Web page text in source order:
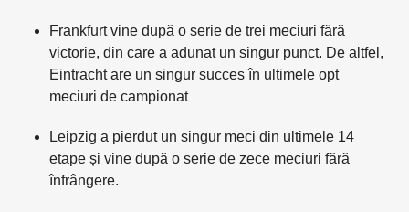
Frankfurt vine după o serie de trei meciuri fără
victorie, din care a adunat un singur punct. De altfel,
Eintracht are un singur succes în ultimele opt
meciuri de campionat
Leipzig a pierdut un singur meci din ultimele 14
etape și vine după o serie de zece meciuri fără
înfrângere.